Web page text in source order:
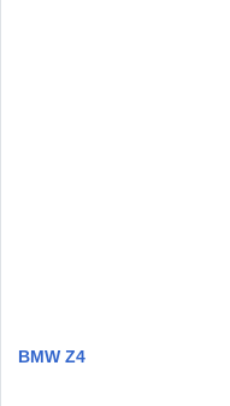
BMW Z4